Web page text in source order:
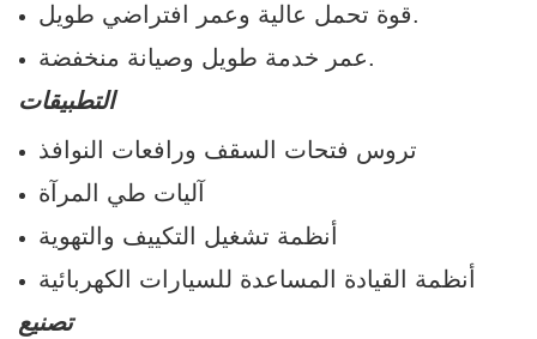
قوة تحمل عالية وعمر افتراضي طويل.
عمر خدمة طويل وصيانة منخفضة.
التطبيقات
تروس فتحات السقف ورافعات النوافذ
آليات طي المرآة
أنظمة تشغيل التكييف والتهوية
أنظمة القيادة المساعدة للسيارات الكهربائية
تصنيع